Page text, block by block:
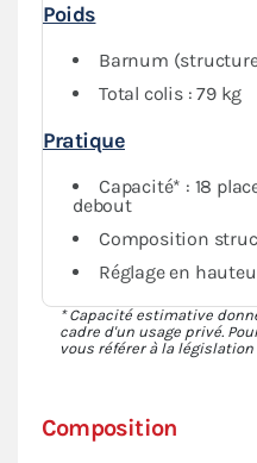
Composition
Poids
Barnum
Total colis : 79 kg
Pratique
Capacité* : 18
debout
Composition
Réglage en
* Capacité estimative
cadre d'un usage privé.
vous référer à la législation